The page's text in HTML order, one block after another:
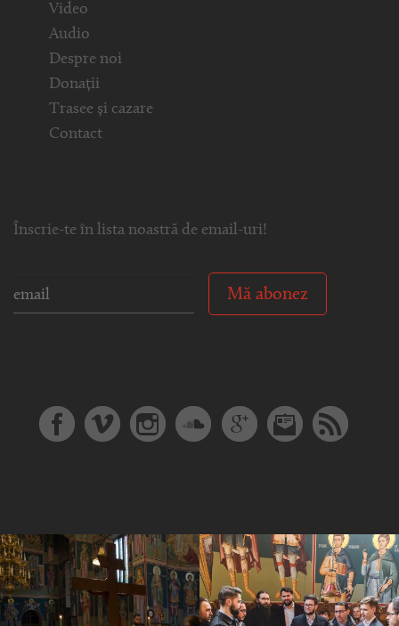
Video
Audio
Despre noi
Donații
Trasee și cazare
Contact
Înscrie-te în lista noastră de email-uri!
Mă abonez